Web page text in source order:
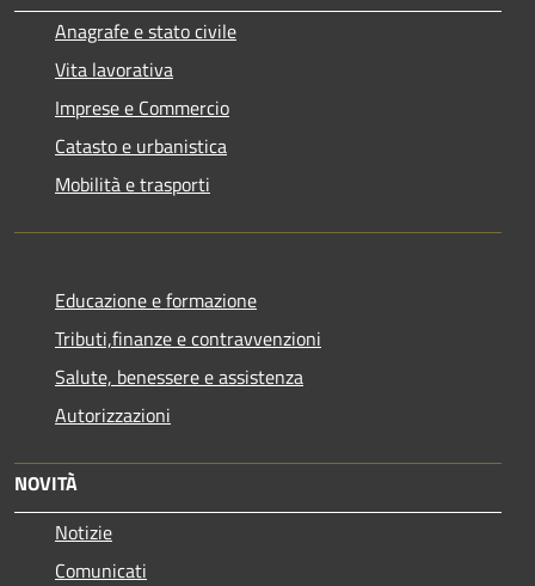
Anagrafe e stato civile
Vita lavorativa
Imprese e Commercio
Catasto e urbanistica
Mobilità e trasporti
Educazione e formazione
Tributi,finanze e contravvenzioni
Salute, benessere e assistenza
Autorizzazioni
NOVITÀ
Notizie
Comunicati